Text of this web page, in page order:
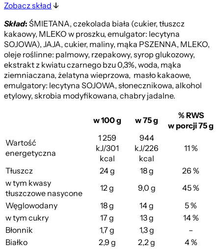
Zobacz skład
Skład:ŚMIETANA, czekolada biała (cukier, tłuszcz
kakaowy, MLEKO w proszku, emulgator: lecytyna
SOJOWA), JAJA, cukier, maliny, mąka PSZENNA, MLEKO,
oleje roślinne: palmowy, rzepakowy, syrop glukozowy,
ekstrakt z kwiatu czarnego bzu 0,3%, woda, mąka
ziemniaczana, żelatyna wieprzowa, masło kakaowe,
emulgatory: lecytyna SOJOWA, słonecznikowa, alkohol
etylowy, skrobia modyfikowana, chabry jadalne.
w 100 g w 75 g
% RWS
w porcji 75 g
Wartość
energetyczna
1 259
kJ/301
kcal
944
kJ/226
kcal
11 %
Tłuszcz 24 g 18 g
26 %
w tym kwasy
tłuszczowe nasycone
12 g 9,0 g
45 %
Węglowodany
18 g 14 g
5 %
w tym cukry
17 g 13 g
14 %
Błonnik
1,7 g 1,3 g
–
Białko
2,9 g 2,2 g
4 %